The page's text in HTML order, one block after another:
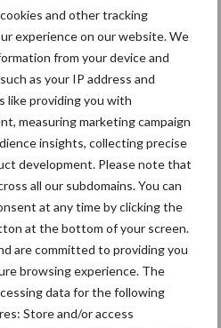
and other tracking
experience on our website. We
from your device and
as your IP address and
like providing you with
measuring marketing campaign
insights, collecting precise
development. Please note that
all our subdomains. You can
at any time by clicking the
at the bottom of your screen.
are committed to providing you
browsing experience. The
data for the following
Store and/or access
Partner nieuws
van schijven
Pootmachine
meer